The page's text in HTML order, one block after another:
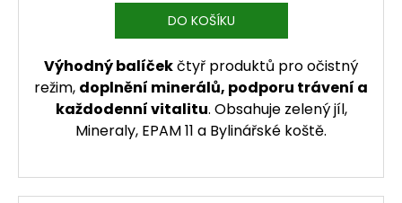
DO KOŠÍKU
Výhodný balíčekčtyř produktů pro očistný
režim, doplnění minerálů, podporu trávení a
každodenní vitalitu. Obsahuje zelený jíl,
Mineraly, EPAM 11 a Bylinářské koště.